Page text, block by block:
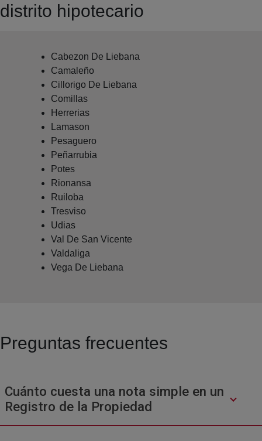
distrito hipotecario
Cabezon De Liebana
Camaleño
Cillorigo De Liebana
Comillas
Herrerias
Lamason
Pesaguero
Peñarrubia
Potes
Rionansa
Ruiloba
Tresviso
Udias
Val De San Vicente
Valdaliga
Vega De Liebana
Preguntas frecuentes
Cuánto cuesta una nota simple en un
Registro de la Propiedad